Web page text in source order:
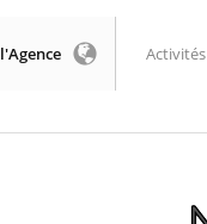
l'Agence Activités